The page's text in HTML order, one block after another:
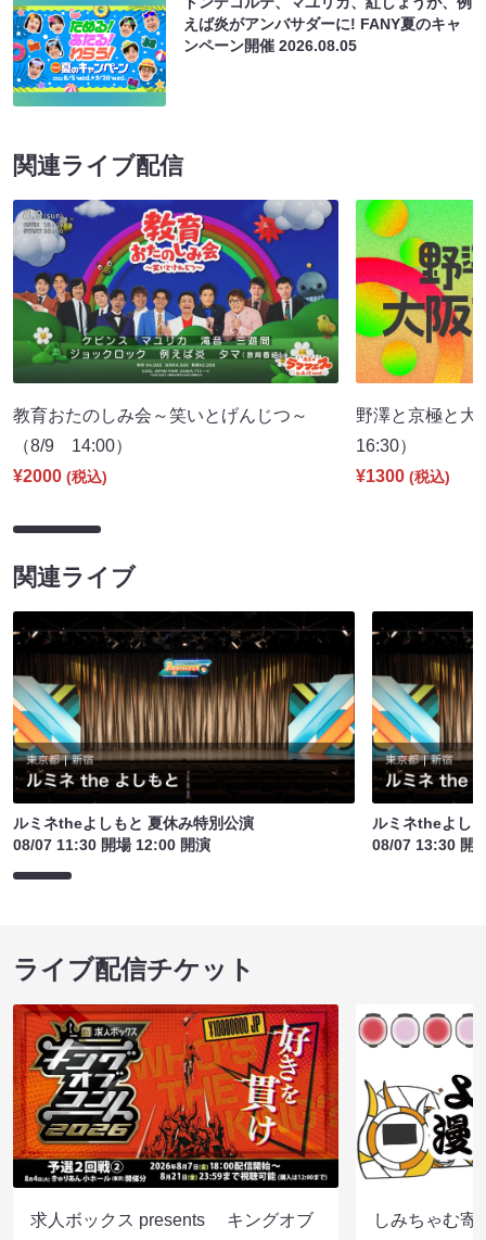
えば炎がアンバサダーに! FANY夏のキャ
ンペーン開催2026.08.05
関連ライブ配信
教育おたのしみ会～笑いとげんじつ～
（8/9 14:00）
¥2000 (税込)
野澤と京極と
16:30）
¥1300 (税込)
関連ライブ
ルミネtheよしもと 夏休み特別公演
08/07 11:30 開場 12:00 開演
ルミネtheよし
08/07 13:30 開
ライブ配信チケット
求人ボックス presents キングオブ
しみちゃむ